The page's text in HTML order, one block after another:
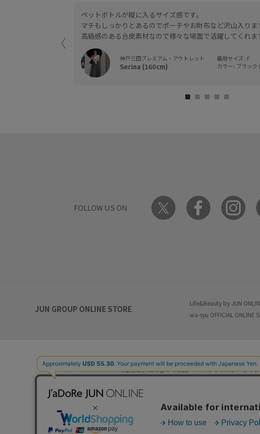
ペットボトルが縦に入るサイズ感です。
マチもしっかりとあるのでポーチやお財布など沢山入りま
高級感のある合皮素材なので様々な場面で活躍してくれま
神戸三田プレミアム・アウトレット
Serina (160cm)
着用サイズ : F
カラー : ブラック
FOLLOW US ON
JUN GROUP ONLINE STORE
Life&Beauty by JUN
wa-syu OFFICIAL ONLINE
特定商取引法に基づく表記 プライバシーポリ